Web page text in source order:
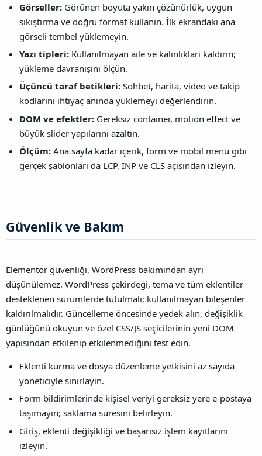
Görseller: Görünen boyuta yakın çözünürlük, uygun
sıkıştırma ve doğru format kullanın. İlk ekrandaki ana
görseli tembel yüklemeyin.
Yazı tipleri: Kullanılmayan aile ve kalınlıkları kaldırın;
yükleme davranışını ölçün.
Üçüncü taraf betikleri: Sohbet, harita, video ve takip
kodlarını ihtiyaç anında yüklemeyi değerlendirin.
DOM ve efektler: Gereksiz container, motion effect ve
büyük slider yapılarını azaltın.
Ölçüm: Ana sayfa kadar içerik, form ve mobil menü gibi
gerçek şablonları da LCP, INP ve CLS açısından izleyin.
Güvenlik ve Bakım​
Elementor güvenliği, WordPress bakımından ayrı
düşünülemez. WordPress çekirdeği, tema ve tüm eklentiler
desteklenen sürümlerde tutulmalı; kullanılmayan bileşenler
kaldırılmalıdır. Güncelleme öncesinde yedek alın, değişiklik
günlüğünü okuyun ve özel CSS/JS seçicilerinin yeni DOM
yapısından etkilenip etkilenmediğini test edin.
Eklenti kurma ve dosya düzenleme yetkisini az sayıda
yöneticiyle sınırlayın.
Form bildirimlerinde kişisel veriyi gereksiz yere e-postaya
taşımayın; saklama süresini belirleyin.
Giriş, eklenti değişikliği ve başarısız işlem kayıtlarını
izleyin.